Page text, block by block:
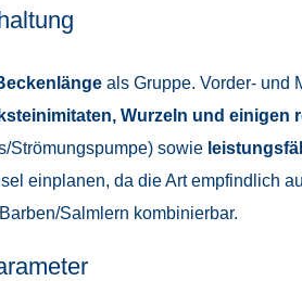
als Gruppe. Vorder- und
Wurzeln und einigen
Strömungspumpe) sowie
einplanen, da die Art empfindlich
Salmlern kombinierbar.